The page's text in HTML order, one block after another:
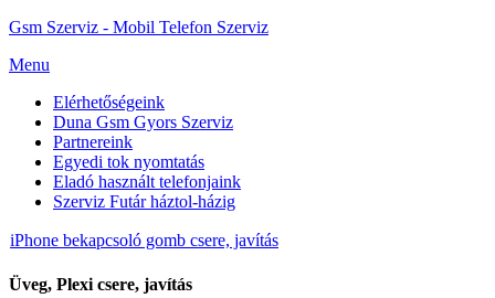
Gsm Szerviz - Mobil Telefon Szerviz
Menu
Elérhetőségeink
Duna Gsm Gyors Szerviz
Partnereink
Egyedi tok nyomtatás
Eladó használt telefonjaink
Szerviz Futár háztol-házig
iPhone bekapcsoló gomb csere, javítás
Üveg, Plexi csere, javítás